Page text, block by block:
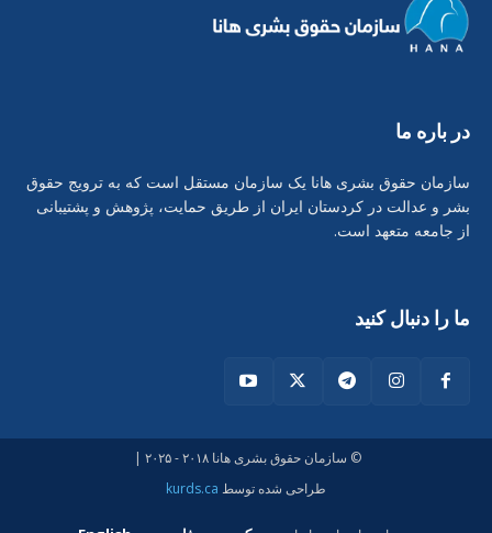
ما را دنبال کنید
در بارە ما
سازمان حقوق بشری هانا یک سازمان مستقل است که به ترویج حقوق
بشر و عدالت در کردستان ایران از طریق حمایت، پژوهش و پشتیبانی
از جامعه متعهد است.
© سازمان حقوق بشری هانا ۲۰۱۸ - ۲۰۲۵ |
طراحی شدە توسط kurds.ca